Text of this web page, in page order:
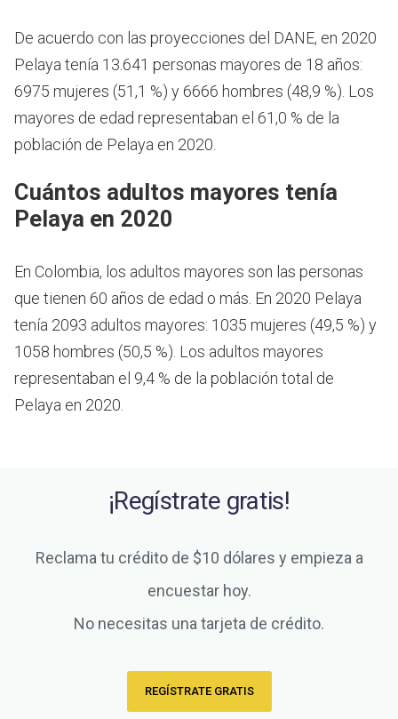
De acuerdo con las proyecciones del DANE, en 2020
Pelaya tenía 13.641 personas mayores de 18 años:
6975 mujeres (51,1 %) y 6666 hombres (48,9 %). Los
mayores de edad representaban el 61,0 % de la
población de Pelaya en 2020.
Cuántos adultos mayores tenía
Pelaya en 2020
En Colombia, los adultos mayores son las personas
que tienen 60 años de edad o más. En 2020 Pelaya
tenía 2093 adultos mayores: 1035 mujeres (49,5 %) y
1058 hombres (50,5 %). Los adultos mayores
representaban el 9,4 % de la población total de
Pelaya en 2020.
¡Regístrate gratis!
Reclama tu crédito de $10 dólares y empieza a
encuestar hoy.
No necesitas una tarjeta de crédito.
REGÍSTRATE GRATIS